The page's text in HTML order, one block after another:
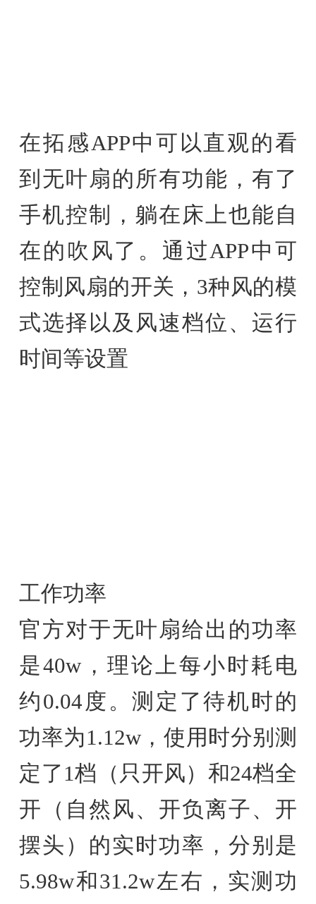
在拓感APP中可以直观的看
到无叶扇的所有功能，有了
手机控制，躺在床上也能自
在的 吹风了。通过APP中可
控制风扇的开关，3种风的模
式选择以及风速档位、运行
时间等设置
工作功率
官方对于无叶扇给出的功率
是40w，理论上每小时耗电
约0.04度。测定了待机时的
功率为1.12w，使用时分别测
定了1档（只开风）和24档全
开（自然风、开负离子、开
摆头）的实时功率，分别是
5.98w和31.2w左右，实测功